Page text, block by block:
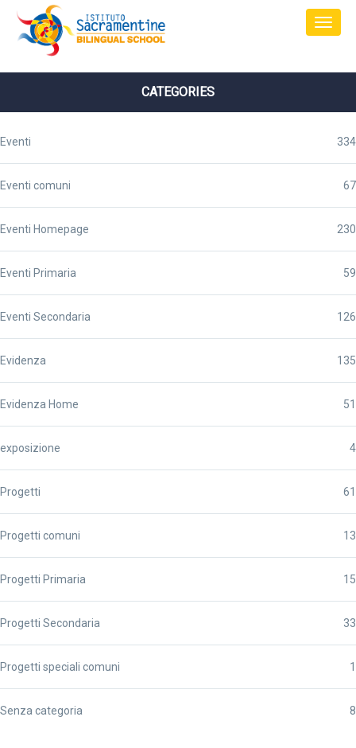
CATEGORIES
Eventi 334
Eventi comuni 67
Eventi Homepage 230
Eventi Primaria 59
Eventi Secondaria 126
Evidenza 135
Evidenza Home 51
exposizione 4
Progetti 61
Progetti comuni 13
Progetti Primaria 15
Progetti Secondaria 33
Progetti speciali comuni 1
Senza categoria 8